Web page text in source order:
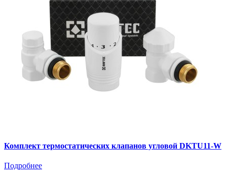
Комплект термостатических клапанов угловой DKTU11-W
Подробнее